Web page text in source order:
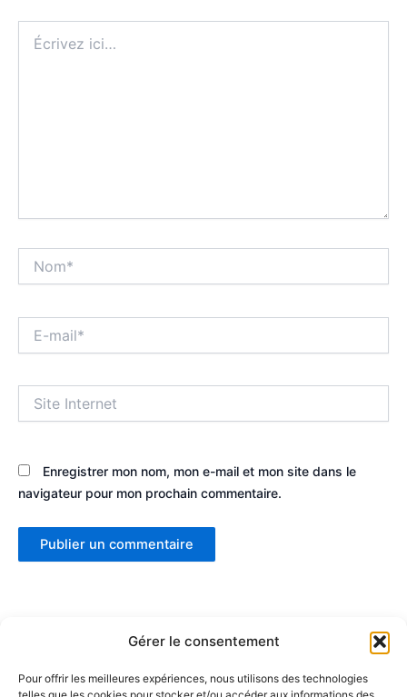
Gérer le consentement
Pour offrir les meilleures expériences, nous utilisons des technologies
ici…
mail*
Internet
Enregistrer mon nom, mon e-mail et mon site dans le
navigateur pour mon prochain commentaire.